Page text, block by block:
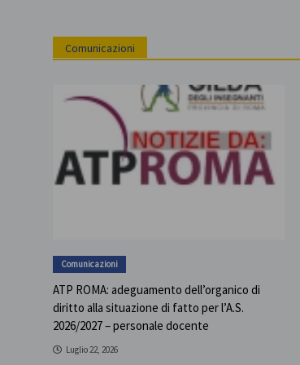
Comunicazioni
Comunicazioni
ATP ROMA: adeguamento dell’organico di
diritto alla situazione di fatto per l’A.S.
2026/2027 – personale docente
Luglio 22, 2026